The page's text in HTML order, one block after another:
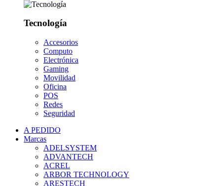
Tecnología
Accesorios
Computo
Electrónica
Gaming
Movilidad
Oficina
POS
Redes
Seguridad
A PEDIDO
Marcas
ADELSYSTEM
ADVANTECH
ACREL
ARBOR TECHNOLOGY
ARESTECH